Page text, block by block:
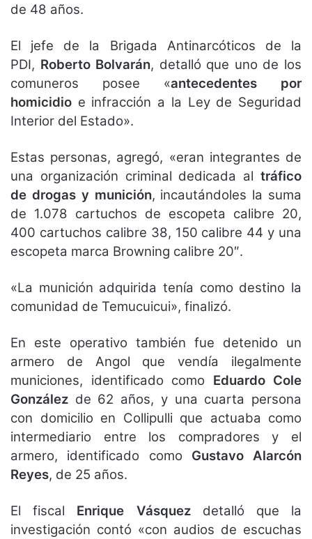
de 48 años.
El jefe de la Brigada Antinarcóticos de la
PDI, Roberto Bolvarán, detalló que uno de los
comuneros posee «antecedentes por
homicidio e infracción a la Ley de Seguridad
Interior del Estado».
Estas personas, agregó, «eran integrantes de
una organización criminal dedicada al tráfico
de drogas y munición, incautándoles la suma
de 1.078 cartuchos de escopeta calibre 20,
400 cartuchos calibre 38, 150 calibre 44 y una
escopeta marca Browning calibre 20″.
«La munición adquirida tenía como destino la
comunidad de Temucuicui», finalizó.
En este operativo también fue detenido un
armero de Angol que vendía ilegalmente
municiones, identificado como Eduardo Cole
González de 62 años, y una cuarta persona
con domicilio en Collipulli que actuaba como
intermediario entre los compradores y el
armero, identificado como Gustavo Alarcón
Reyes, de 25 años.
El fiscal Enrique Vásquezdetalló que la
investigación contó «con audios de escuchas